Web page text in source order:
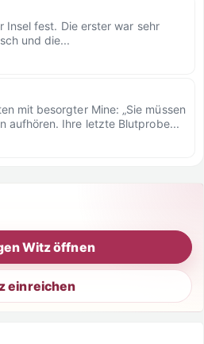
Insel fest. Die erster war sehr
und die...
mit besorgter Mine: „Sie müssen
aufhören. Ihre letzte Blutprobe...
Witz öffnen
einreichen